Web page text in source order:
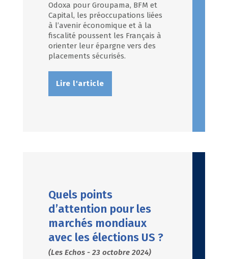
Odoxa pour Groupama, BFM et
Capital, les préoccupations liées
à l’avenir économique et à la
fiscalité poussent les Français à
orienter leur épargne vers des
placements sécurisés.
Lire l'article
Quels points
d’attention pour les
marchés mondiaux
avec les élections US ?
(Les Echos - 23 octobre 2024)